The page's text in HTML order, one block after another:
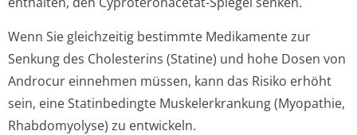
Wenn Sie gleichzeitig bestimmte Medikamente zur
Senkung des Cholesterins (Statine) und hohe Dosen von
Androcur einnehmen müssen, kann das Risiko erhöht
sein, eine Statinbedingte Muskelerkrankung (Myopathie,
Rhabdomyolyse) zu entwickeln.